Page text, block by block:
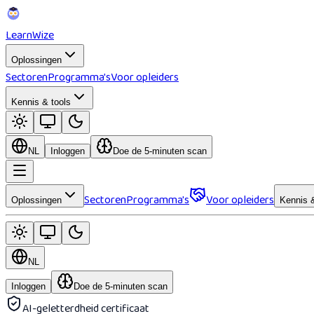
LearnWize
Oplossingen
SectorenProgramma'sVoor opleiders
Kennis & tools
NL Inloggen Doe de 5-minuten scan
Oplossingen SectorenProgramma's Voor opleiders Kennis
NL
Inloggen Doe de 5-minuten scan
AI-geletterdheid certificaat